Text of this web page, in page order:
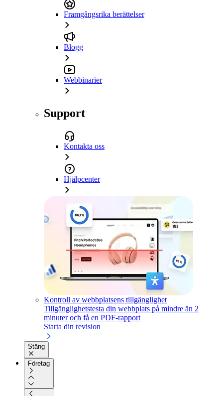
Framgångsrika berättelser
Blogg
Webbinarier
Support
Kontakta oss
Hjälpcenter
Kontroll av webbplatsens tillgänglighet
Tillgänglighetstesta din webbplats på mindre än 2
minuter och få en PDF-rapport
Starta din revision
Stäng
Företag